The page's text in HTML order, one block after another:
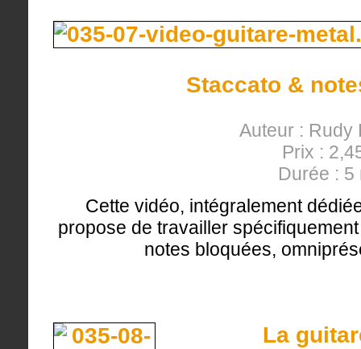
Staccato &
Auteur : Rudy
Prix :
Durée : 5
Cette vidéo, intégralement
propose de travailler
notes bloquées,
La